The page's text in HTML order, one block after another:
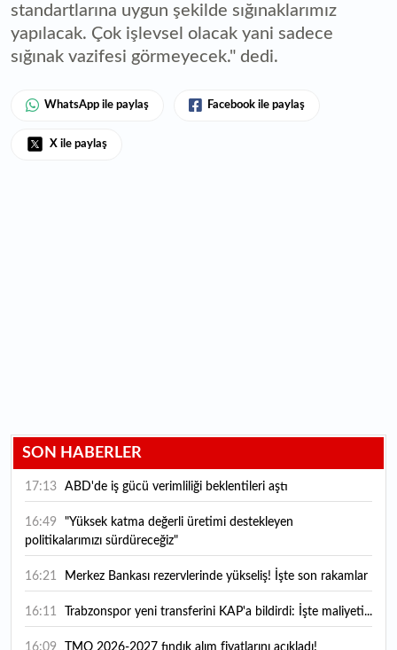
standartlarına uygun şekilde sığınaklarımız
yapılacak. Çok işlevsel olacak yani sadece
sığınak vazifesi görmeyecek." dedi.
WhatsApp ile paylaş Facebook ile paylaş
X ile paylaş
SON HABERLER
17:13 ABD'de iş gücü verimliliği beklentileri aştı
16:49
politikalarımızı sürdüreceğiz"
16:21 Merkez Bankası rezervlerinde yükseliş! İşte son rakamlar
16:11 Trabzonspor yeni transferini KAP'a bildirdi: İşte maliyeti...
16:09 TMO 2026-2027 fındık alım fiyatlarını açıkladı!